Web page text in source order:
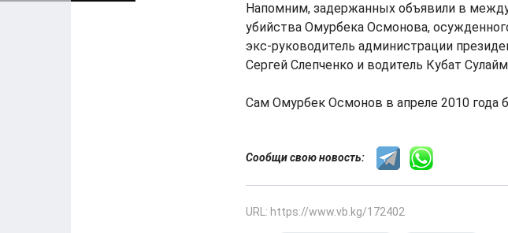
Напомним, задержанных объявили в
убийства Омурбека Осмонова,
экс-руководитель администрации
Сергей Слепченко и водитель Кубат
Сам Омурбек Осмонов в апреле 2010 года
Сообщи свою новость:
URL: https://www.vb.kg/172402